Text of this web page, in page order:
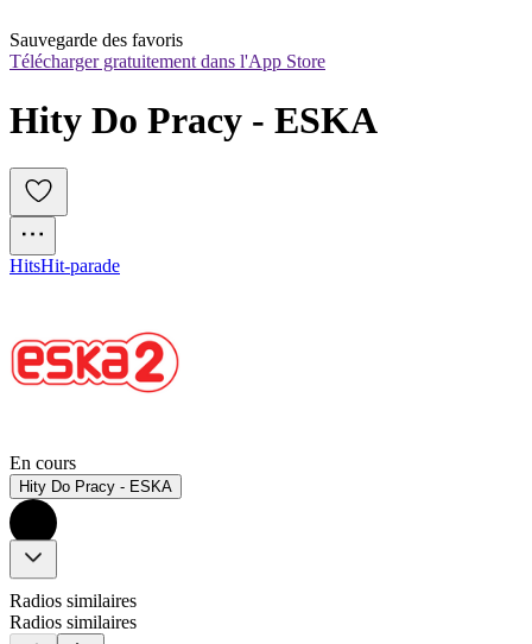
Sauvegarde des favoris
Télécharger gratuitement dans l'App Store
Hity Do Pracy - ESKA
HitsHit-parade
En cours
Hity Do Pracy - ESKA
Radios similaires
Radios similaires